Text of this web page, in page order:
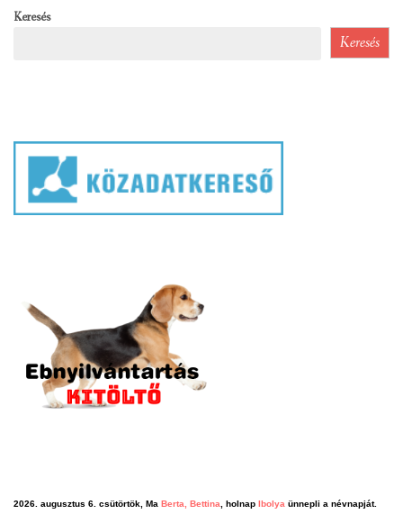
Keresés
Keresés
2026. augusztus 6. csütörtök, Ma Berta, Bettina, holnap Ibolya ünnepli a névnapját.